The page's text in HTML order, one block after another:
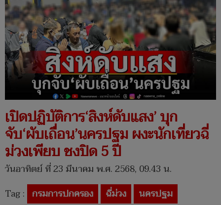
เปิดปฏิบัติการ‘สิงห์ดับแสง’ บุก
จับ‘ผับเถื่อน’นครปฐม ผงะนักเที่ยวฉี่
ม่วงเพียบ ชงปิด 5 ปี
วันอาทิตย์ ที่ 23 มีนาคม พ.ศ. 2568, 09.43 น.
Tag : กรมการปกครอง ฉี่ม่วง
นครปฐม